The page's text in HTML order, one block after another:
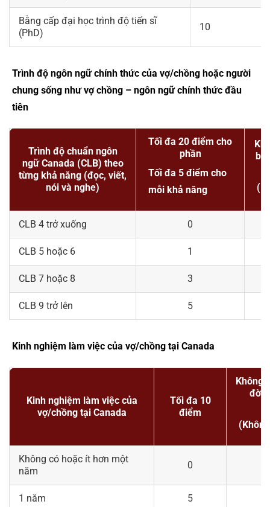
Bằng cấp đại học trình độ tiến sĩ
(PhD)
10
Trình độ ngôn ngữ chính thức của vợ/chồng hoặc người
chung sống như vợ chồng – ngôn ngữ chính thức đầu
tiên
Trình độ chuẩn ngôn
ngữ Canada (CLB) theo
từng khả năng (đọc, viết,
nói và nghe)
Tối đa 20 điểm cho
phần
Tối đa 5 điểm cho
mỗi khả năng
CLB 4 trở xuống 0
CLB 5 hoặc 6 1
CLB 7 hoặc 8 3
CLB 9 trở lên 5
Kinh nghiệm làm việc của vợ/chồng tại Canada
Kinh nghiệm làm việc của
vợ/chồng tại Canada
Tối đa 10
điểm
Không
đời
Không có hoặc ít hơn một
năm
0
1 năm 5